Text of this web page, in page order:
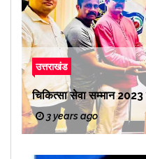
उत्तराखंड
चिकित्सा सेवा सम्मान
3 years ago